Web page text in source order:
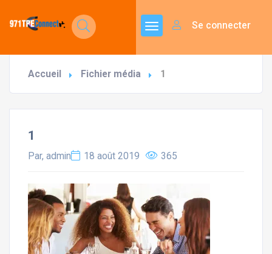
Se connecter
Accueil Fichier média 1
1
Par, admin 18 août 2019 365